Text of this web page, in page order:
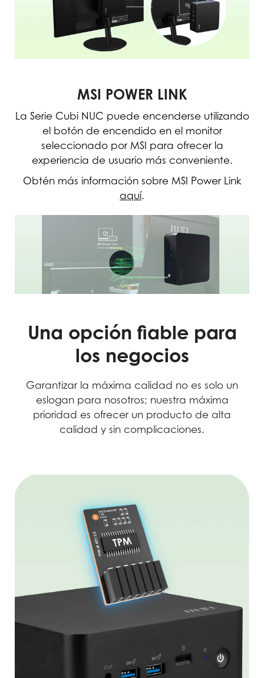
MSI POWER LINK
La Serie Cubi NUC puede encenderse utilizando
el botón de encendido en el monitor
seleccionado por MSI para ofrecer la
experiencia de usuario más conveniente.
Obtén más información sobre MSI Power Link
aquí.
Una opción fiable para
los negocios
Garantizar la máxima calidad no es solo un
eslogan para nosotros; nuestra máxima
prioridad es ofrecer un producto de alta
calidad y sin complicaciones.